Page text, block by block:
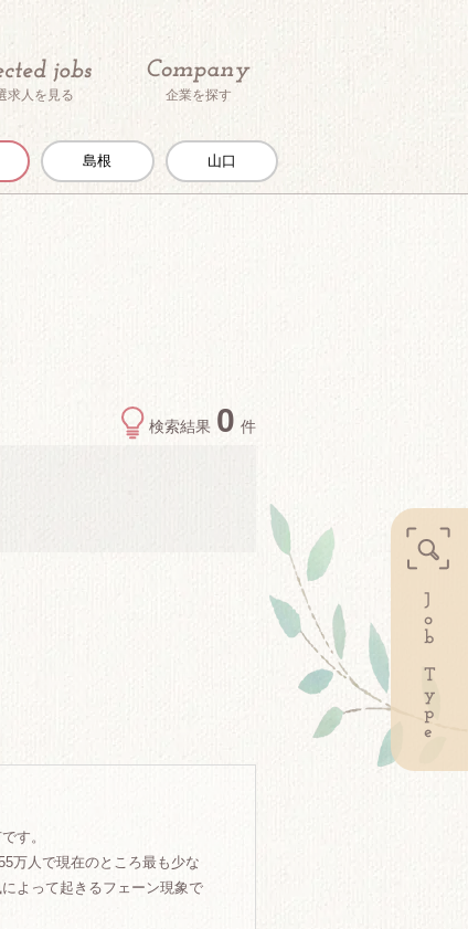
求人を見る 企業を探す
島根 山口
検索結果 0 件
す。
万人で現在のところ最も少な
よって起きるフェーン現象で